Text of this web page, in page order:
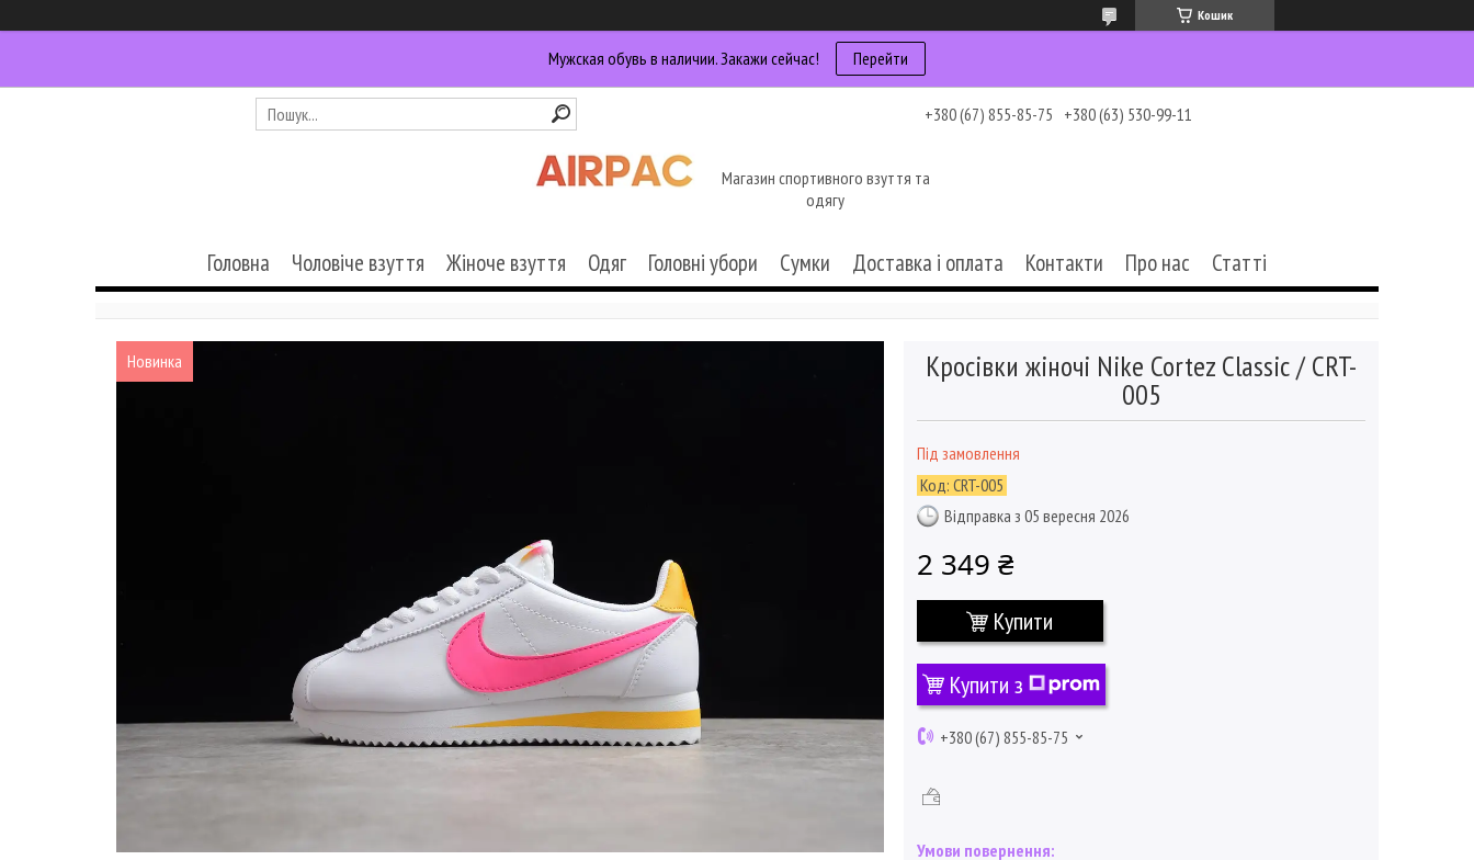
Кошик
Мужская обувь в наличии. Закажи сейчас! Перейти
+380 (67) 855-85-75 +380 (63) 530-99-11
Магазин спортивного взуття та
одягу
Головна Чоловіче взуття Жіноче взуття Одяг Головні убори Сумки Доставка і оплата Контакти Про нас Статті
Новинка Кросівки жіночі Nike Cortez Classic / CRT-
005
Під замовлення
Код: CRT-005
Відправка з 05 вересня 2026
2 349 ₴
Купити
Купити з
+380 (67) 855-85-75